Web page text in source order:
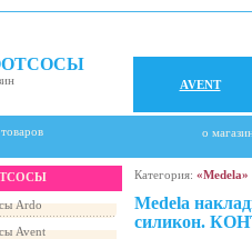
AVENT
о
Ardo
Avent
Категория: «Medela»
Medela
силикон.